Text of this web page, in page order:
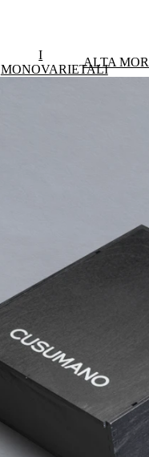
I
MONOVARIETALI
ALTA